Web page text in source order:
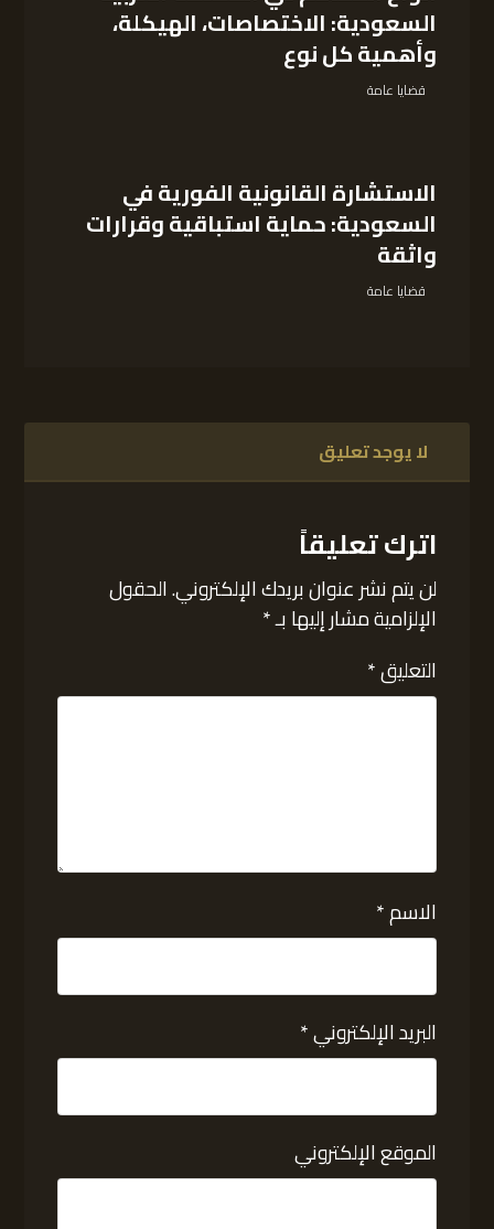
السعودية: الاختصاصات، الهيكلة،
وأهمية كل نوع
قضايا عامة
الاستشارة القانونية الفورية في
السعودية: حماية استباقية وقرارات
واثقة
قضايا عامة
لا يوجد تعليق
اترك تعليقاً
لن يتم نشر عنوان بريدك الإلكتروني.الحقول
الإلزامية مشار إليها بـ*
التعليق*
الاسم*
البريد الإلكتروني*
الموقع الإلكتروني